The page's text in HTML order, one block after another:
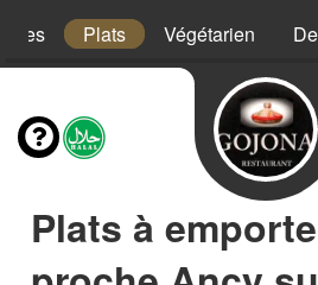
Plats Végétarien
Plats à